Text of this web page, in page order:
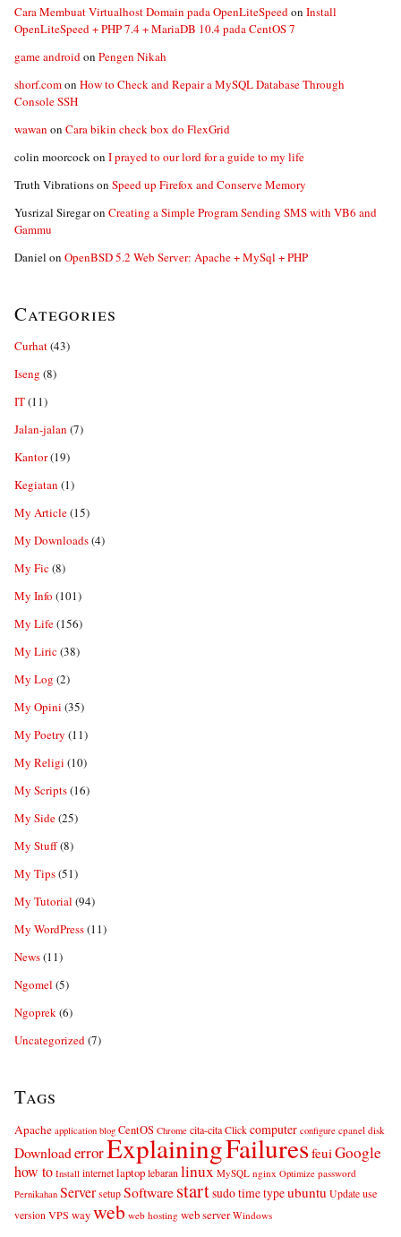
Cara Membuat Virtualhost Domain pada OpenLiteSpeedon Install
OpenLiteSpeed + PHP 7.4 + MariaDB 10.4 pada CentOS 7
game androidon Pengen Nikah
shorf.comon How to Check and Repair a MySQL Database Through
Console SSH
wawan on Cara bikin check box do FlexGrid
colin moorcockon I prayed to our lord for a guide to my life
Truth Vibrationson Speed up Firefox and Conserve Memory
Yusrizal Siregaron Creating a Simple Program Sending SMS with VB6 and
Gammu
Daniel on OpenBSD 5.2 Web Server: Apache + MySql + PHP
Categories
Curhat(43)
Iseng (8)
IT(11)
Jalan-jalan (7)
Kantor(19)
Kegiatan (1)
My Article(15)
My Downloads(4)
My Fic(8)
My Info (101)
My Life(156)
My Liric(38)
My Log (2)
My Opini (35)
My Poetry (11)
My Religi (10)
My Scripts(16)
My Side(25)
My Stuff(8)
My Tips(51)
My Tutorial (94)
My WordPress(11)
News(11)
Ngomel (5)
Ngoprek(6)
Uncategorized(7)
Tags
Apache application blog CentOS Chrome cita-cita Click computer configure cpanel disk
DownloaderrorExplainingFailuresfeuiGoogle
how to Install internet laptop lebaran linux MySQL nginx Optimize password
Pernikahan Server setup Softwarestartsudotimetypeubuntu Update use
version VPS wayweb web hosting web server Windows